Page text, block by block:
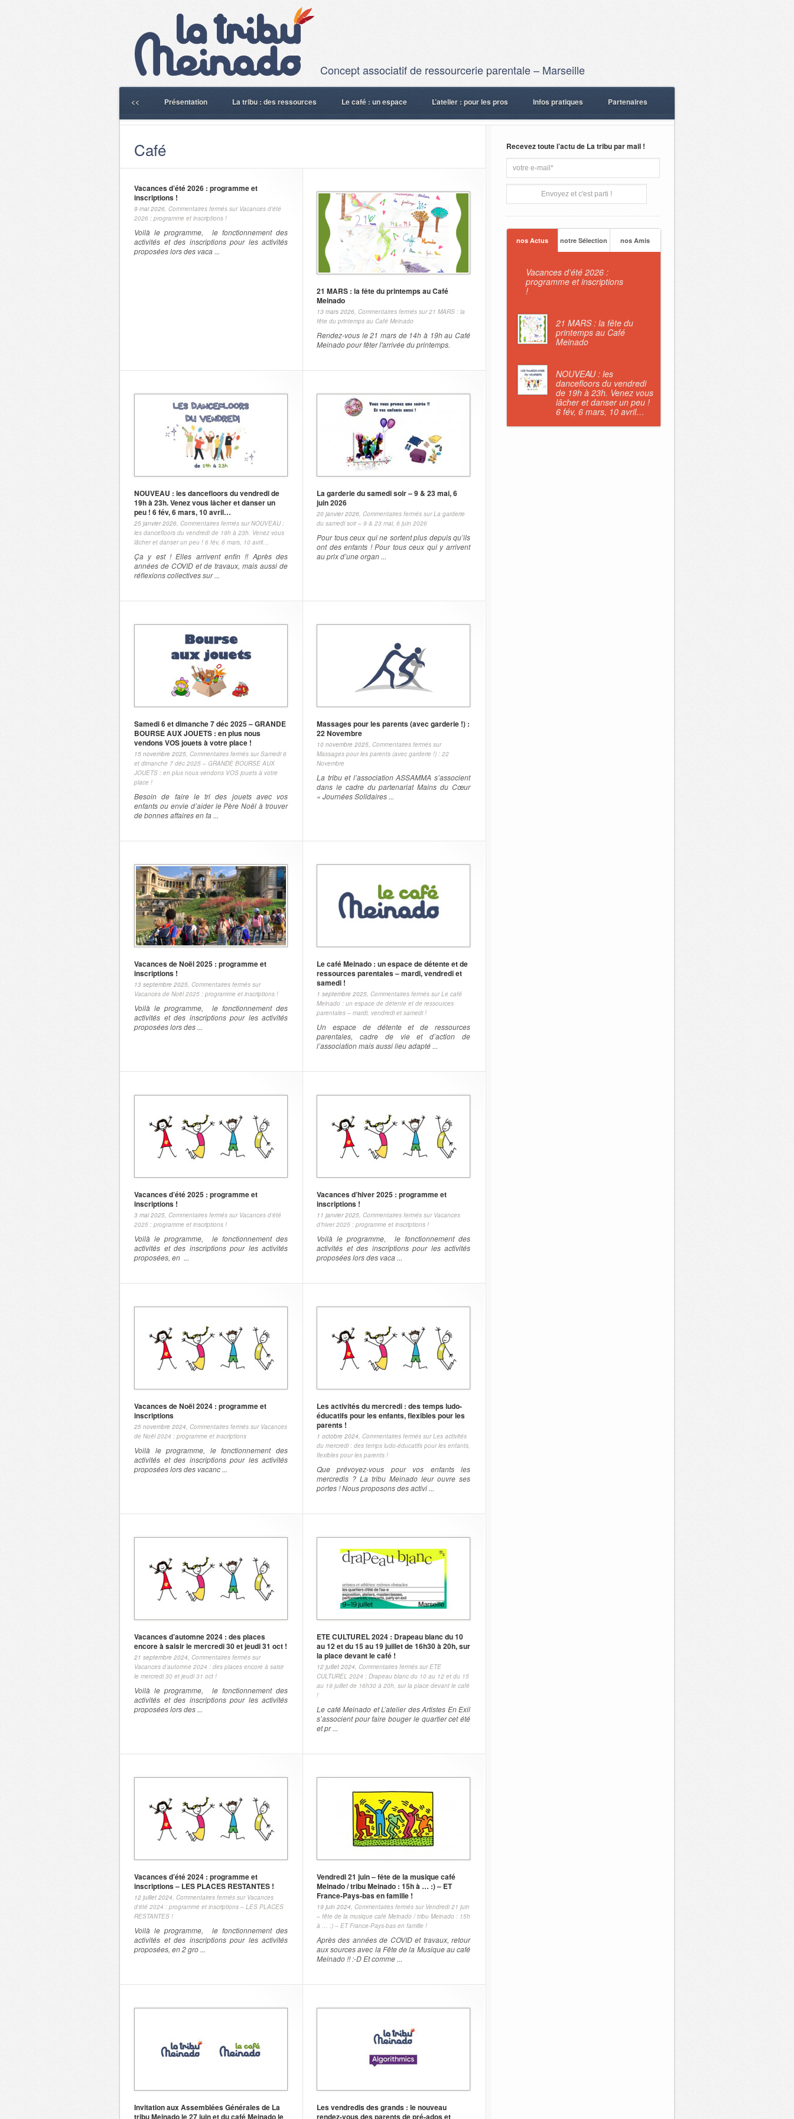
Concept associatif de ressourcerie parentale – Marseille
<< Présentation La tribu : des ressources Le café : un espace L’atelier : pour les pros Infos pratiques Partenaires
Café
Vacances d’été 2026 : programme et
inscriptions !
9 mai 2026, Commentaires fermés sur Vacances d’été
2026 : programme et inscriptions !
Voilà le programme, le fonctionnement des
activités et des inscriptions pour les activités
proposées lors des vaca ...
21 MARS : la fête du printemps au Café
Meinado
13 mars 2026, Commentaires fermés sur 21 MARS : la
fête du printemps au Café Meinado
Rendez-vous le 21 mars de 14h à 19h au Café
Meinado pour fêter l'arrivée du printemps.
NOUVEAU : les dancefloors du vendredi de
19h à 23h. Venez vous lâcher et danser un
peu ! 6 fév, 6 mars, 10 avril…
25 janvier 2026, Commentaires fermés sur NOUVEAU :
les dancefloors du vendredi de 19h à 23h. Venez vous
lâcher et danser un peu ! 6 fév, 6 mars, 10 avril…
Ça y est ! Elles arrivent enfin !! Après des
années de COVID et de travaux, mais aussi de
réflexions collectives sur ...
La garderie du samedi soir – 9 & 23 mai, 6
juin 2026
20 janvier 2026, Commentaires fermés sur La garderie
du samedi soir – 9 & 23 mai, 6 juin 2026
Pour tous ceux qui ne sortent plus depuis qu’ils
ont des enfants ! Pour tous ceux qui y arrivent
au prix d’une organ ...
Samedi 6 et dimanche 7 déc 2025 – GRANDE
BOURSE AUX JOUETS : en plus nous
vendons VOS jouets à votre place !
15 novembre 2025, Commentaires fermés sur Samedi 6
et dimanche 7 déc 2025 – GRANDE BOURSE AUX
JOUETS : en plus nous vendons VOS jouets à votre
place !
Besoin de faire le tri des jouets avec vos
enfants ou envie d’aider le Père Noël à trouver
de bonnes affaires en fa ...
Massages pour les parents (avec garderie !) :
22 Novembre
10 novembre 2025, Commentaires fermés sur
Massages pour les parents (avec garderie !) : 22
Novembre
La tribu et l’association ASSAMMA s’associent
dans le cadre du partenariat Mains du Cœur
« Journées Solidaires ...
Vacances de Noël 2025 : programme et
inscriptions !
13 septembre 2025, Commentaires fermés sur
Vacances de Noël 2025 : programme et inscriptions !
Voilà le programme, le fonctionnement des
activités et des inscriptions pour les activités
proposées lors des ...
Le café Meinado : un espace de détente et de
ressources parentales – mardi, vendredi et
samedi !
1 septembre 2025, Commentaires fermés sur Le café
Meinado : un espace de détente et de ressources
parentales – mardi, vendredi et samedi !
Un espace de détente et de ressources
parentales, cadre de vie et d’action de
l’association mais aussi lieu adapté ...
Vacances d’été 2025 : programme et
inscriptions !
3 mai 2025, Commentaires fermés sur Vacances d’été
2025 : programme et inscriptions !
Voilà le programme, le fonctionnement des
activités et des inscriptions pour les activités
proposées, en ...
Vacances d’hiver 2025 : programme et
inscriptions !
11 janvier 2025, Commentaires fermés sur Vacances
d’hiver 2025 : programme et inscriptions !
Voilà le programme, le fonctionnement des
activités et des inscriptions pour les activités
proposées lors des vaca ...
Vacances de Noël 2024 : programme et
inscriptions
25 novembre 2024, Commentaires fermés sur Vacances
de Noël 2024 : programme et inscriptions
Voilà le programme, le fonctionnement des
activités et des inscriptions pour les activités
proposées lors des vacanc ...
Les activités du mercredi : des temps ludo-
éducatifs pour les enfants, flexibles pour les
parents !
1 octobre 2024, Commentaires fermés sur Les activités
du mercredi : des temps ludo-éducatifs pour les enfants,
flexibles pour les parents !
Que prévoyez-vous pour vos enfants les
mercredis ? La tribu Meinado leur ouvre ses
portes ! Nous proposons des activi ...
Vacances d’automne 2024 : des places
encore à saisir le mercredi 30 et jeudi 31 oct !
21 septembre 2024, Commentaires fermés sur
Vacances d’automne 2024 : des places encore à saisir
le mercredi 30 et jeudi 31 oct !
Voilà le programme, le fonctionnement des
activités et des inscriptions pour les activités
proposées lors des ...
ETE CULTUREL 2024 : Drapeau blanc du 10
au 12 et du 15 au 19 juillet de 16h30 à 20h, sur
la place devant le café !
12 juillet 2024, Commentaires fermés sur ETE
CULTUREL 2024 : Drapeau blanc du 10 au 12 et du 15
au 19 juillet de 16h30 à 20h, sur la place devant le café
!
Le café Meinado et L’atelier des Artistes En Exil
s’associent pour faire bouger le quartier cet été
et pr ...
Vacances d’été 2024 : programme et
inscriptions – LES PLACES RESTANTES !
12 juillet 2024, Commentaires fermés sur Vacances
d’été 2024 : programme et inscriptions – LES PLACES
RESTANTES !
Voilà le programme, le fonctionnement des
activités et des inscriptions pour les activités
proposées, en 2 gro ...
Vendredi 21 juin – fête de la musique café
Meinado / tribu Meinado : 15h à … :) – ET
France-Pays-bas en famille !
19 juin 2024, Commentaires fermés sur Vendredi 21 juin
– fête de la musique café Meinado / tribu Meinado : 15h
à … :) – ET France-Pays-bas en famille !
Après des années de COVID et travaux, retour
aux sources avec la Fête de la Musique au café
Meinado !! :-D Et comme ...
Invitation aux Assemblées Générales de La
tribu Meinado le 27 juin et du café Meinado le
Les vendredis des grands : le nouveau
rendez-vous des parents de pré-ados et
Recevez toute l’actu de La tribu par mail !
nos Actus notre Sélection nos Amis
Vacances d’été 2026 :
programme et inscriptions
!
21 MARS : la fête du
printemps au Café
Meinado
NOUVEAU : les
dancefloors du vendredi
de 19h à 23h. Venez vous
lâcher et danser un peu !
6 fév, 6 mars, 10 avril…